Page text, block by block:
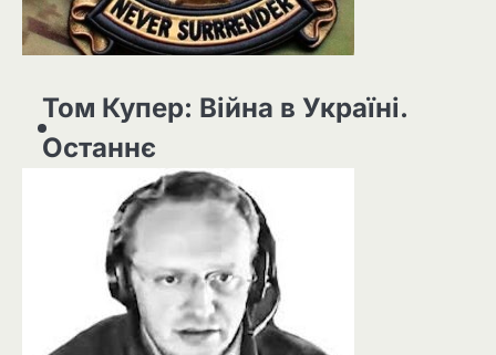
Том Купер: Війна в Україні.
Останнє